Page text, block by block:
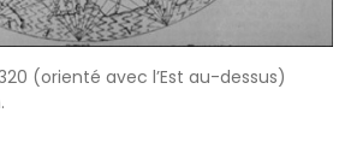
(orienté avec l’Est au-dessus)